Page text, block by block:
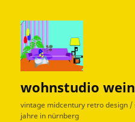
wohnstudio
vintage midcentury retro design
jahre in nürnberg